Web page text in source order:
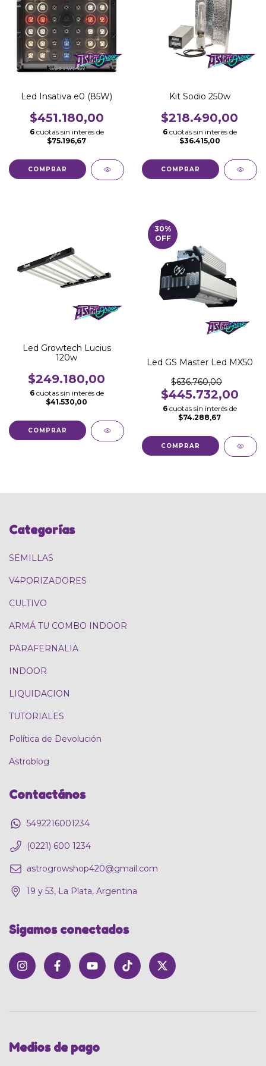
Led Insativa e0 (85W)
$451.180,00
6 cuotas sin interés de
$75.196,67
Kit Sodio 250w
$218.490,00
6 cuotas sin interés de
$36.415,00
Led Growtech Lucius
120w
$249.180,00
6 cuotas sin interés de
$41.530,00
30%
OFF
Led GS Master Led MX50
$636.760,00
$445.732,00
6 cuotas sin interés de
$74.288,67
Categorías
SEMILLAS
V4PORIZADORES
CULTIVO
ARMÁ TU COMBO INDOOR
PARAFERNALIA
INDOOR
LIQUIDACION
TUTORIALES
Política de Devolución
Astroblog
Contactános
5492216001234
(0221) 600 1234
astrogrowshop420@gmail.com
19 y 53, La Plata, Argentina
Sigamos conectados
Medios de pago